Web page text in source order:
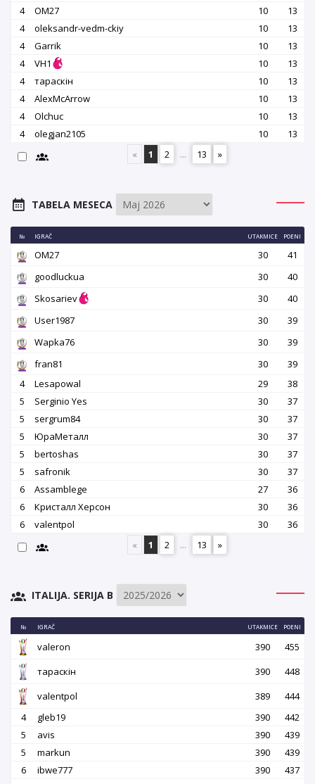
4
OM27 10
13
4
oleksandr-vedm-ckiy 10
13
4
Garrik 10
13
4
VH1 10
13
4
тараскін 10
13
4
AlexMcArrow 10
13
4
Olchuc 10
13
4
olegjan2105 10
13
«
1 2 ... 13 »
TABELA MESECA
№ IGRAČ UTAKMICE POENI
OM27 30
41
goodluckua
30
40
Skosariev
30
40
User1987
30
39
Wapka76
30
39
fran81
30
39
4
Lesapowal 29
38
5
Serginio Yes 30
37
5
sergrum84 30
37
5
ЮраМеталл 30
37
5
bertoshas 30
37
5
safronik 30
37
6
Assamblege 27
36
6
Кристалл Херсон 30
36
6
valentpol 30
36
«
1 2 ... 13 »
ITALIJA. SERIJA B
№ IGRAČ UTAKMICE POENI
valeron 390
455
тараскін
390
448
valentpol
389
444
4
gleb19 390
442
5
avis 390
439
5
markun 390
439
6
ibwe777 390
437